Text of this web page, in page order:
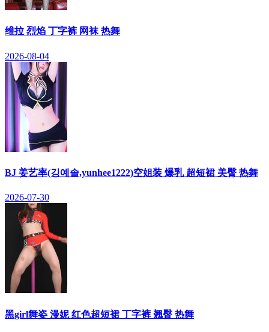
维拉 烈焰 丁字裤 网袜 热舞
2026-08-04
BJ 姜艺率(깅예솔,yunhee1222)空姐装 爆乳 超短裙 美臀 热舞
2026-07-30
黑girl舞姿 漫妮 红色超短裙 丁字裤 翘臀 热舞